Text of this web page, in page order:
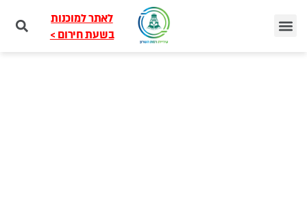
לאתר למוכנות
בשעת חירום >